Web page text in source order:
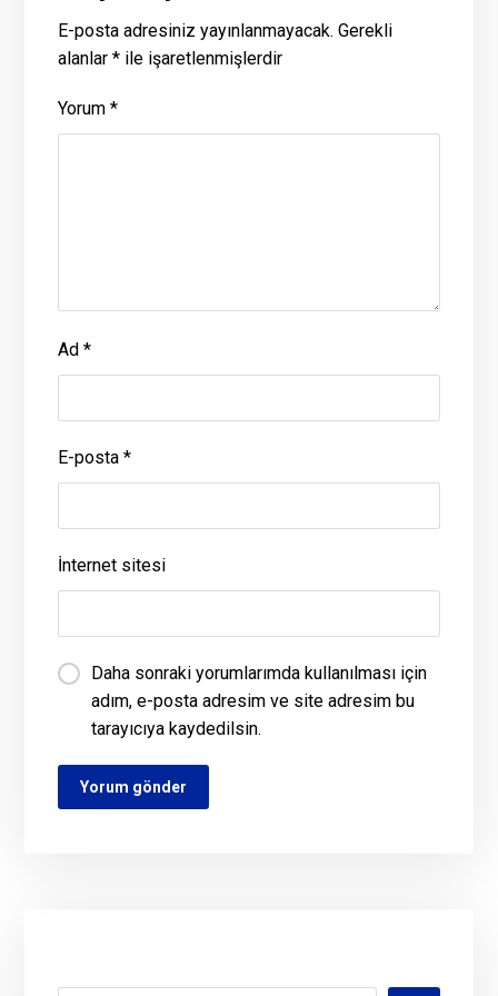
E-posta adresiniz yayınlanmayacak. Gerekli
alanlar* ile işaretlenmişlerdir
Yorum*
Ad*
E-posta*
İnternet sitesi
Daha sonraki yorumlarımda kullanılması için
adım, e-posta adresim ve site adresim bu
tarayıcıya kaydedilsin.